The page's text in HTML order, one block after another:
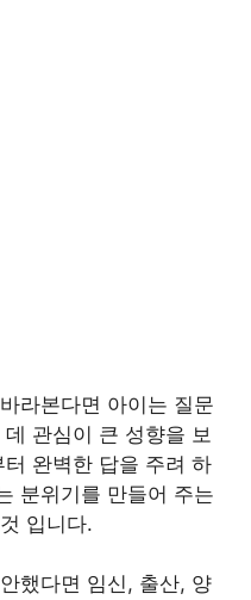
라본다면 아이는 질문
관심이 큰 성향을 보
완벽한 답을 주려 하
분위기를 만들어 주는
입니다.
했다면 임신, 출산, 양